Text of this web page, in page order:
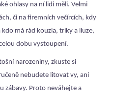
ohlasy na ní lidi měli. Velmi
či na firemních večírcích, kdy
má rád kouzla, triky a iluze,
dobu vystoupení.
narozeniny, zkuste si
nebudete litovat vy, ani
zábavy. Proto neváhejte a